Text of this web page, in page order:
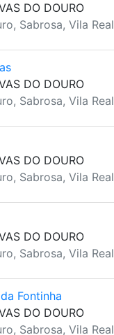
DO DOURO
Sabrosa, Vila Real
DO DOURO
Sabrosa, Vila Real
DO DOURO
Sabrosa, Vila Real
DO DOURO
Sabrosa, Vila Real
Fontinha
DO DOURO
Sabrosa, Vila Real